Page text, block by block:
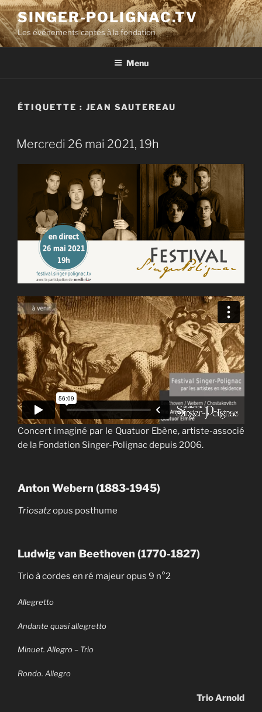
Aller
au
contenu
principal
SINGER-POLIGNAC.TV
Les événements captés à la fondation
Menu
ÉTIQUETTE : JEAN SAUTEREAU
Mercredi 26 mai 2021, 19h
Concert imaginé par le Quatuor Ebène, artiste-associé
de la Fondation Singer-Polignac depuis 2006.
Anton Webern (1883-1945)
Triosatzopus posthume
Ludwig van Beethoven (1770-1827)
Trio à cordes en ré majeur opus 9 n°2
Allegretto
Andante quasi allegretto
Minuet. Allegro – Trio
Rondo. Allegro
Trio Arnold